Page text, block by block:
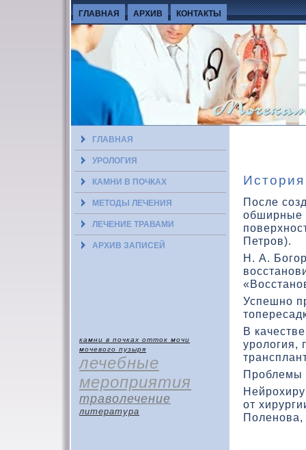
ГЛАВНАЯ АРХИВ КОНТАКТЫ
ГЛАВНАЯ
УРОЛОГИЯ
КАМНИ В ПОЧКАХ
МЕТОДЫ ЛЕЧЕНИЯ
ЛЕЧЕНИЕ ТРАВАМИ
АРХИВ ЗАПИСЕЙ
камни в почках отток мочи
мочевого пузыря
лечебные
мероприятия
траволечение
литература
После
обширные
Петров).
Н. А.
Успешно
В
уролοгия,
Проблемы
от